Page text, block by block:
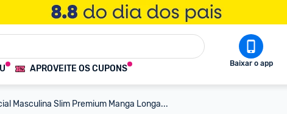
APROVEITE OS CUPONS Baixar o app
Masculina Slim Premium Manga Longa...